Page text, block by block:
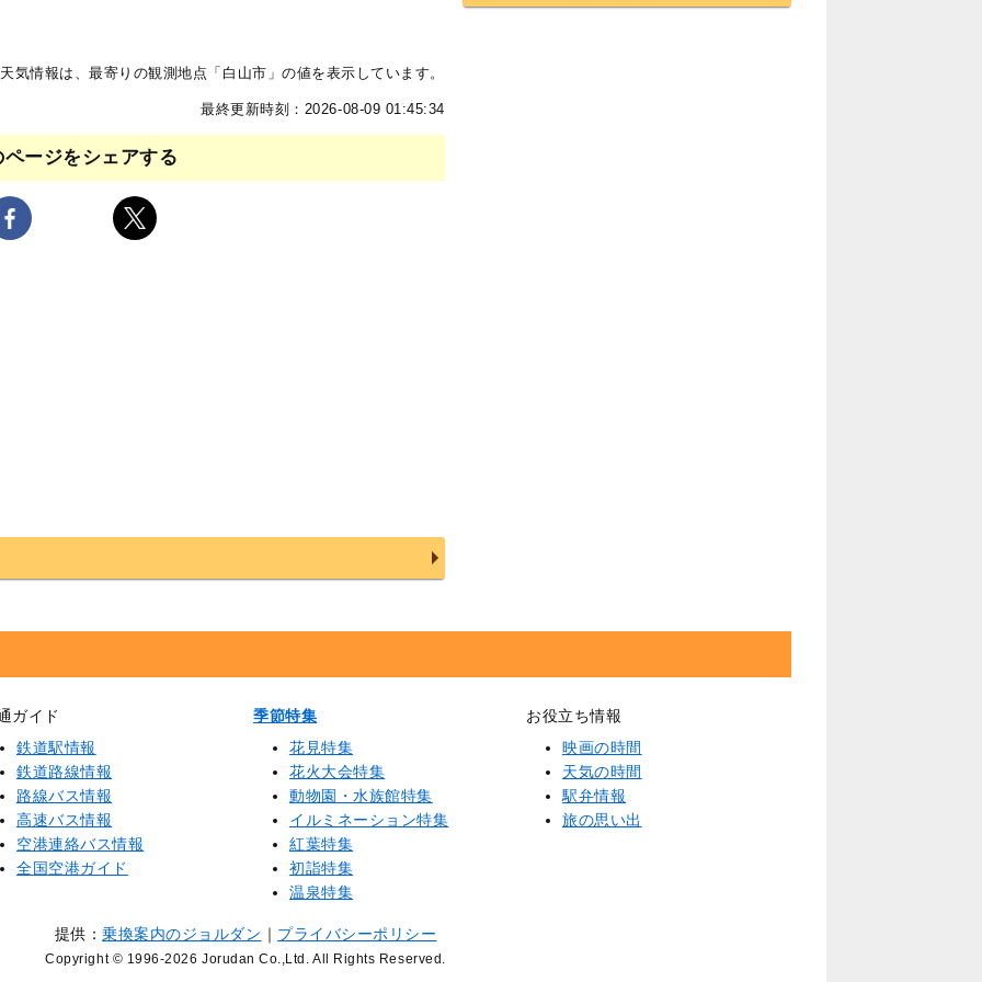
気情報は、最寄りの観測地点「白山市」の値を表示しています。
最終更新時刻：2026-08-09 01:45:34
ページをシェアする
ガイド
鉄道駅情報
鉄道路線情報
路線バス情報
高速バス情報
空港連絡バス情報
全国空港ガイド
季節特集
花見特集
花火大会特集
動物園・水族館特集
イルミネーション特集
紅葉特集
初詣特集
温泉特集
お役立ち情報
映画の時間
天気の時間
駅弁情報
旅の思い出
提供：乗換案内のジョルダン ｜ プライバシーポリシー
Copyright © 1996-2026 Jorudan Co.,Ltd. All Rights Reserved.